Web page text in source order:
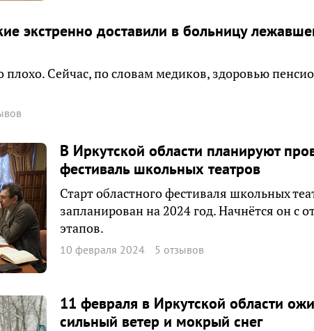
экстренно доставили в больницу
Сейчас, по словам медиков, здоровью
В Иркутской области планируют
фестиваль школьных театров
Старт областного фестиваля школьных
запланирован на 2024 год. Начнётся он с
этапов.
10 февраля 2024 5 отзывов
11 февраля в Иркутской области
сильный ветер и мокрый снег